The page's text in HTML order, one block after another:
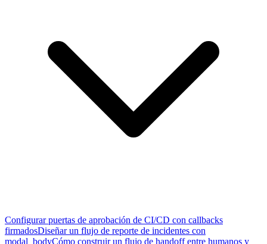
Configurar puertas de aprobación de CI/CD con callbacks
firmadosDiseñar un flujo de reporte de incidentes con
modal_bodyCómo construir un flujo de handoff entre humanos y